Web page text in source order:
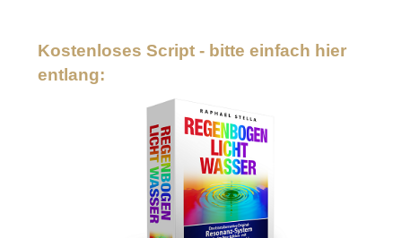
Kostenloses Script - bitte einfach hier
entlang: